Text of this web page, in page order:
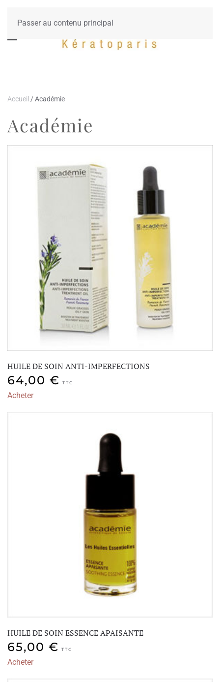
Passer au contenu principal
Accueil / Académie
Académie
HUILE DE SOIN ANTI-IMPERFECTIONS
64,00 € TTC
Acheter
HUILE DE SOIN ESSENCE APAISANTE
65,00 € TTC
Acheter